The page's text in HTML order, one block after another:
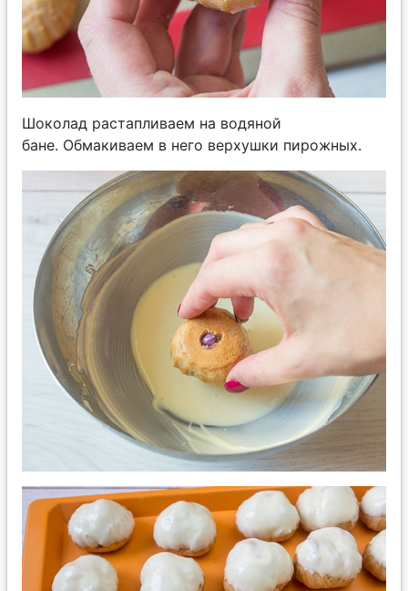
Шоколад растапливаем на водяной
бане. Обмакиваем в него верхушки пирожных.